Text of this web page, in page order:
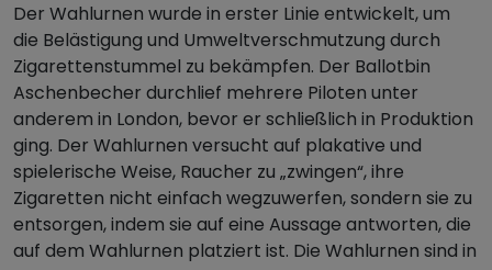
Der Wahlurnen wurde in erster Linie entwickelt, um
die Belästigung und Umweltverschmutzung durch
Zigarettenstummel zu bekämpfen. Der Ballotbin
Aschenbecher durchlief mehrere Piloten unter
anderem in London, bevor er schließlich in Produktion
ging. Der Wahlurnen versucht auf plakative und
spielerische Weise, Raucher zu „zwingen“, ihre
Zigaretten nicht einfach wegzuwerfen, sondern sie zu
entsorgen, indem sie auf eine Aussage antworten, die
auf dem Wahlurnen platziert ist. Die Wahlurnen sind in